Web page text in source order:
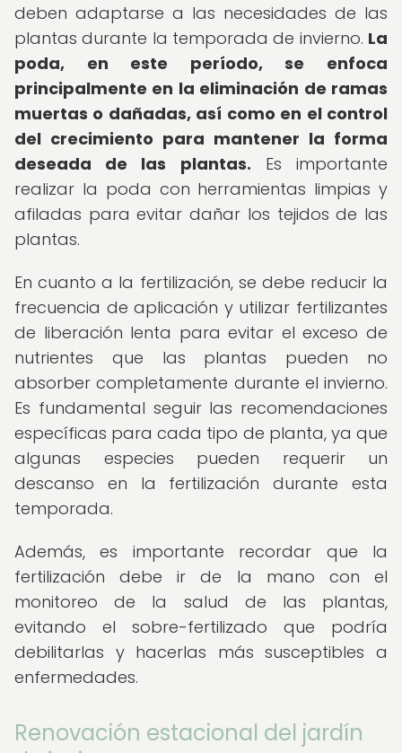
deben adaptarse a las necesidades de las
plantas durante la temporada de invierno. La
poda, en este período, se enfoca
principalmente en la eliminación de ramas
muertas o dañadas, así como en el control
del crecimiento para mantener la forma
deseada de las plantas. Es importante
realizar la poda con herramientas limpias y
afiladas para evitar dañar los tejidos de las
plantas.
En cuanto a la fertilización, se debe reducir la
frecuencia de aplicación y utilizar fertilizantes
de liberación lenta para evitar el exceso de
nutrientes que las plantas pueden no
absorber completamente durante el invierno.
Es fundamental seguir las recomendaciones
específicas para cada tipo de planta, ya que
algunas especies pueden requerir un
descanso en la fertilización durante esta
temporada.
Además, es importante recordar que la
fertilización debe ir de la mano con el
monitoreo de la salud de las plantas,
evitando el sobre-fertilizado que podría
debilitarlas y hacerlas más susceptibles a
enfermedades.
Renovación estacional del jardín